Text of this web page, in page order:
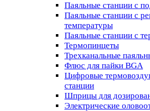
Паяльные станции с
Паяльные станции с
температуры
Паяльные станции с
Термопинцеты
Трехканальные
Флюс для пайки BGA
Цифровые
станции
Шприцы для
Электрические